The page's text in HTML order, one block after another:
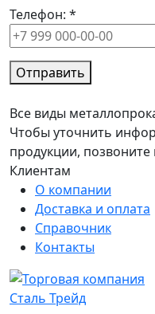
Телефон: *
Отправить
Все виды
Чтобы уточнить
продукции, позвоните
Клиентам
О компании
Доставка и оплата
Справочник
Контакты